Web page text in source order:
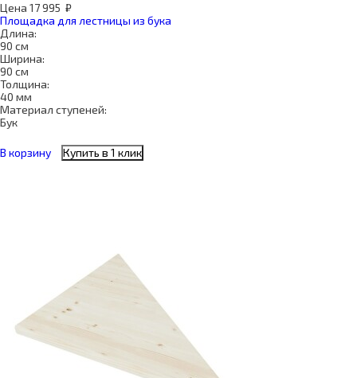
Цена 17 995 ₽
Площадка для лестницы из бука
Длина:
90 см
Ширина:
90 см
Толщина:
40 мм
Материал ступеней:
Бук
В корзину Купить в 1 клик